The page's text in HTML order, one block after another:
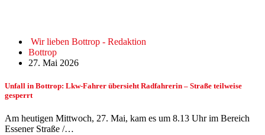
Wir lieben Bottrop - Redaktion
Bottrop
27. Mai 2026
Unfall in Bottrop: Lkw-Fahrer übersieht Radfahrerin – Straße teilweise
gesperrt
Am heutigen Mittwoch, 27. Mai, kam es um 8.13 Uhr im Bereich
Essener Straße /…